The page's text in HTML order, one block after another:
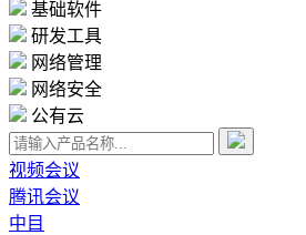
基础软件
研发工具
网络管理
网络安全
公有云
视频会议
腾讯会议
中目